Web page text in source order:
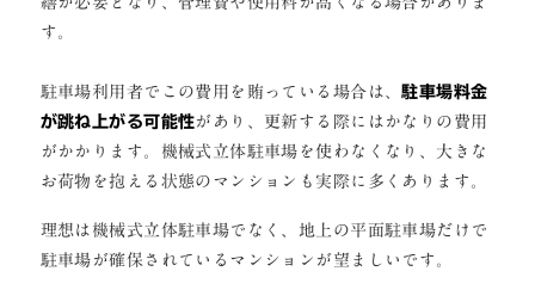
す。
駐車場利用者でこの費用を賄っている場合は、駐車場料金
が跳ね上がる可能性があり、更新する際にはかなりの費用
がかかります。機械式立体駐車場を使わなくなり、大きな
お荷物を抱える状態のマンションも実際に多くあります。
理想は機械式立体駐車場でなく、地上の平面駐車場だけで
駐車場が確保されているマンションが望ましいです。